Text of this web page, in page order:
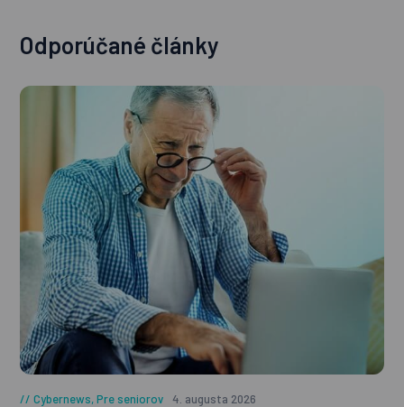
Odporúčané články
Cybernews,Pre seniorov 4. augusta 2026